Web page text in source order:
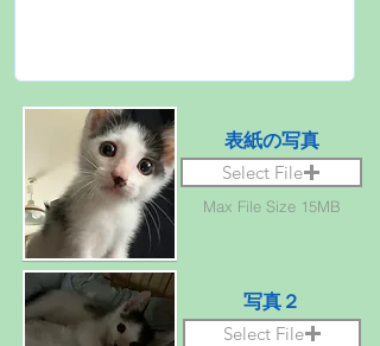
表紙の写真
Select File
Max File Size 15MB
写真２
Select File